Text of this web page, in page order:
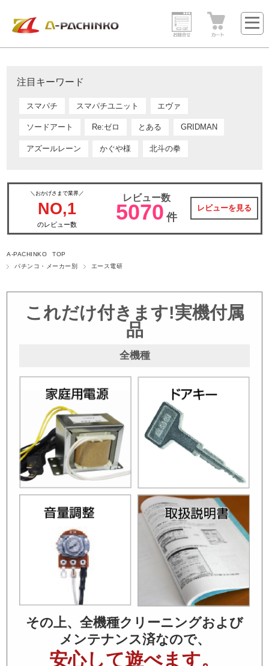
注目キーワード
スマパチ スマパチユニット エヴァ
ソードアート Re:ゼロ とある GRIDMAN
アズールレーン かぐや様 北斗の拳
＼おかげさまで業界／
NO,1
のレビュー数
レビュー数
5070 件
レビューを見る
A-PACHINKO TOP
パチンコ・メーカー別
エース電研
これだけ付きます!実機付属
品
全機種
その上、全機種クリーニングおよび
メンテナンス済なので、
安心して遊べます。